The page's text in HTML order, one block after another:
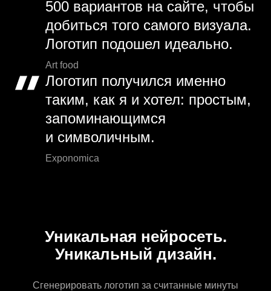
500 вариантов на сайте, чтобы
добиться того самого визуала.
Логотип подошел идеально.
Art food
Логотип получился именно
таким, как я и хотел: простым,
запоминающимся
и символичным.
Exponomica
Уникальная нейросеть.
Уникальный дизайн.
Сгенерировать логотип за считанные минуты